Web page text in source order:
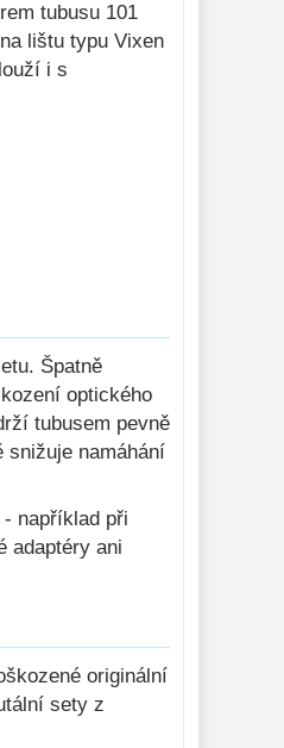
tubusu 101
lištu typu Vixen
i s
Špatně
optického
tubusem pevně
snižuje namáhání
například při
adaptéry ani
originální
sety z